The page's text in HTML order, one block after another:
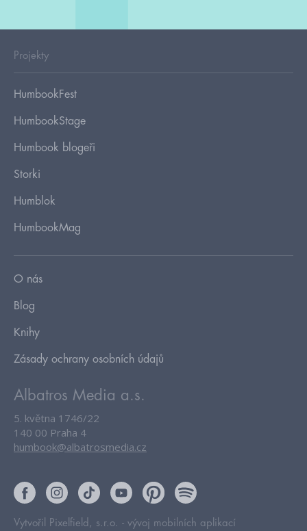
Projekty
HumbookFest
HumbookStage
Humbook blogeři
Storki
Humblok
HumbookMag
O nás
Blog
Knihy
Zásady ochrany osobních údajů
Albatros Media a.s.
5. května 1746/22
140 00 Praha 4
humbook@albatrosmedia.cz
Vytvořil Pixelfield, s.r.o. - vývoj mobilních aplikací